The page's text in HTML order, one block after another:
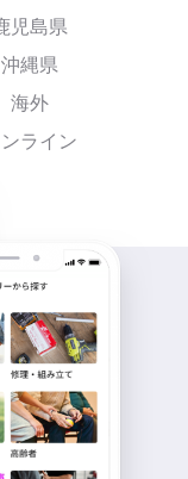
児島県
沖縄県
海外
ライン